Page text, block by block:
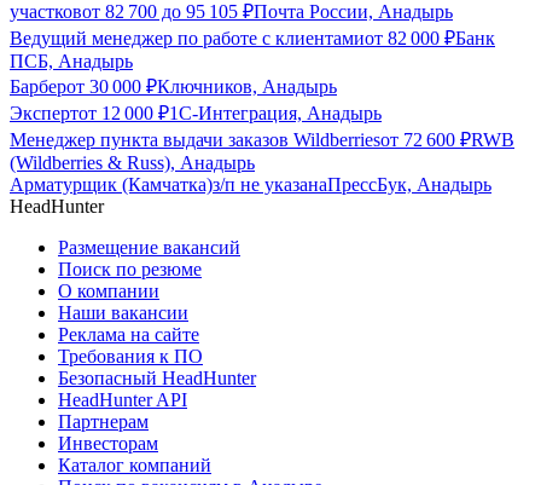
участковот 82 700 до 95 105 ₽Почта России, Анадырь
Ведущий менеджер по работе с клиентамиот 82 000 ₽Банк
ПСБ, Анадырь
Барберот 30 000 ₽Ключников, Анадырь
Экспертот 12 000 ₽1С-Интеграция, Анадырь
Менеджер пункта выдачи заказов Wildberriesот 72 600 ₽RWB
(Wildberries & Russ), Анадырь
Арматурщик (Камчатка)з/п не указанаПрессБук, Анадырь
HeadHunter
Размещение вакансий
Поиск по резюме
О компании
Наши вакансии
Реклама на сайте
Требования к ПО
Безопасный HeadHunter
HeadHunter API
Партнерам
Инвесторам
Каталог компаний